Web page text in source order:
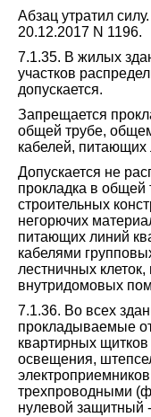
Абзац утратил
20.12.2017 N 1196.
7.1.35. В жилых
участков
допускается.
Запрещается
общей трубе,
кабелей, питающих
Допускается не
прокладка в общей
строительных
негорючих
питающих линий
кабелями
лестничных
внутридомовых
7.1.36. Во всех
прокладываемые
квартирных
освещения,
трехпроводными
нулевой защитный